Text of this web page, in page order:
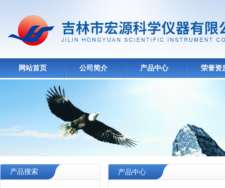
网站首页 公司简介 产品中心 荣誉资
产品搜索 产品中心